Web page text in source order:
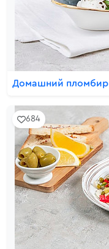
Домашний пломбир
684